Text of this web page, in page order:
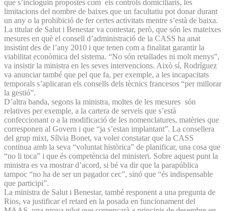
que s’incloguin propostes com els controls domiciliaris, les
limitacions del nombre de baixes que un facultatiu pot donar durant
un any o la prohibició de fer certes activitats mentre s’està de baixa.
La titular de Salut i Benestar va contestar, però, que són les mateixes
mesures en què el consell d’administració de la CASS ha anat
insistint des de l’any 2010 i que tenen com a finalitat garantir la
viabilitat econòmica del sistema. “No són retallades ni molt menys”,
va insistir la ministra en les seves intervencions. Això sí, Rodríguez
va anunciar també que pel que fa, per exemple, a les incapacitats
temporals s’aplicaran els consells dels tècnics francesos “per millorar
la gestió”.
D’altra banda, segons la ministra, moltes de les mesures són
relatives per exemple, a la cartera de serveis que s’està
confeccionant o a la modificació de les nomenclatures, matèries que
corresponen al Govern i que “ja s’estan implantant”. La consellera
del grup mixt, Sílvia Bonet, va voler constatar que la CASS
continua amb la seva “voluntat històrica” de planificar, una cosa que
“no li toca” i que és competència del ministeri. Sobre aquest punt la
ministra es va mostrar d’acord, si bé va dir que la parapública
tampoc “no ha de ser un pagador cec”, sinó que “és indispensable
que participi”.
La ministra de Salut i Benestar, també responent a una pregunta de
Rios, va justificar el retard en la posada en funcionament del